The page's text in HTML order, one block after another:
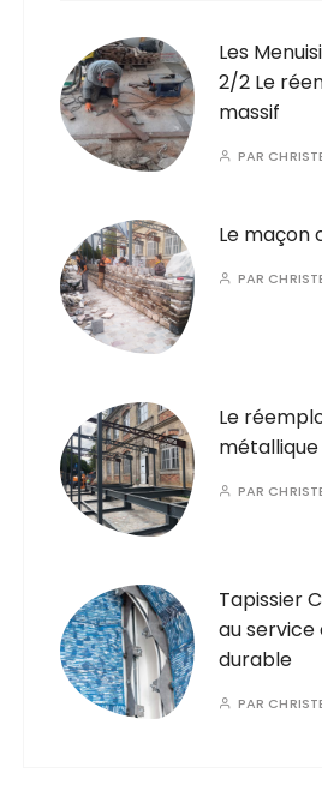
Les
2/2 Le
massif
PAR
Le maçon
PAR
Le
métallique
PAR
Tapissier
au
durable
PAR